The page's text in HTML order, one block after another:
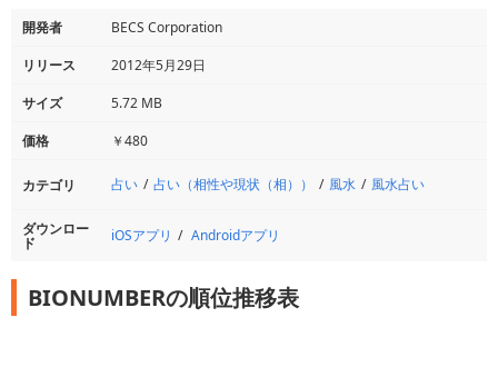
開発者
BECS Corporation
リリース
2012年5月29日
サイズ
5.72 MB
価格
￥480
カテゴリ 占い 占い（相性や現状（相）） 風水 風水占い
ダウンロー
ド iOSアプリ Androidアプリ
BIONUMBERの順位推移表